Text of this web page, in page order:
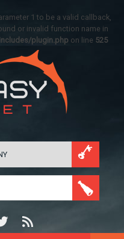
1 to be a valid callback,
or invalid function name in
plugin.php on line 525